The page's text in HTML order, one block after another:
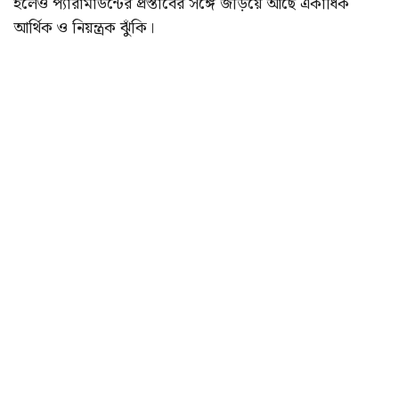
আর্থিক ও নিয়ন্ত্রক ঝুঁকি।